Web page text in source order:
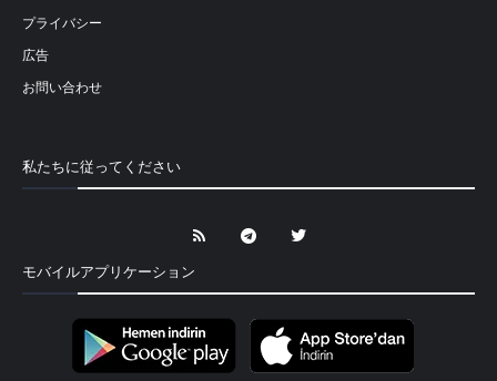
プライバシー
広告
お問い合わせ
私たちに従ってください
モバイルアプリケーション